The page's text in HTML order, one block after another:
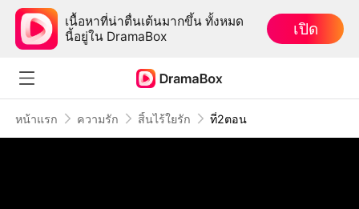
เนื้อหาที่น่าตื่นเต้นมากขึ้น ทั้งหมด
นี้อยู่ใน DramaBox
เปิด
หน้าแรก ความรัก สิ้นไร้ใยรัก ที่2ตอน